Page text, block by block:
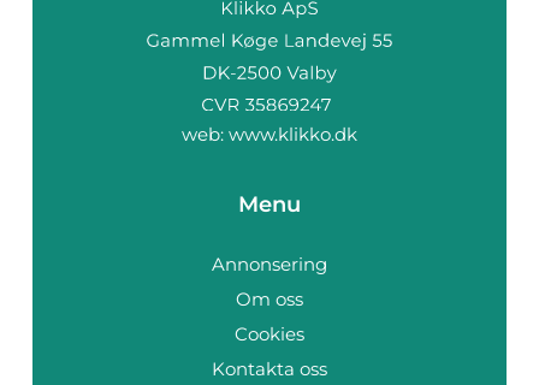
web: www.klikko.dk
Menu
Annonsering
Om oss
Cookies
Kontakta oss